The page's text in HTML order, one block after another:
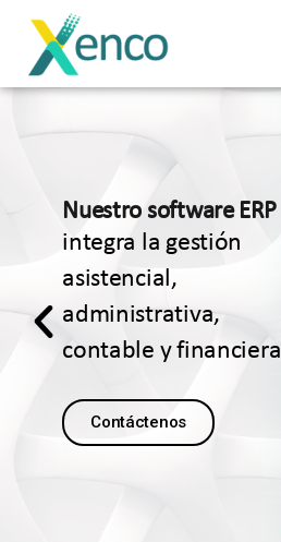
Nuestro software ERP
integra la gestión
asistencial,
administrativa,
contable y financiera
Contáctenos